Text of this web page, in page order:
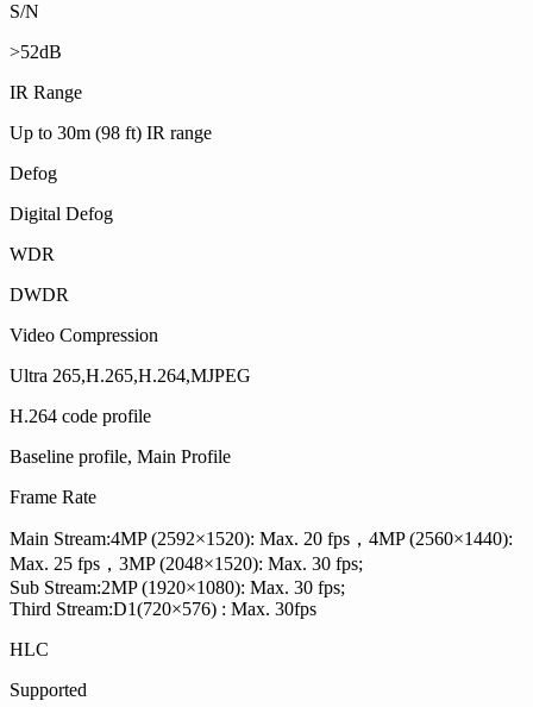
S/N
>52dB
IR Range
Up to 30m (98 ft) IR range
Defog
Digital Defog
WDR
DWDR
Video Compression
Ultra 265,H.265,H.264,MJPEG
H.264 code profile
Baseline profile, Main Profile
Frame Rate
Main Stream:4MP (2592×1520): Max. 20 fps，4MP (2560×1440):
Max. 25 fps，3MP (2048×1520): Max. 30 fps;
Sub Stream:2MP (1920×1080): Max. 30 fps;
Third Stream:D1(720×576) : Max. 30fps
HLC
Supported